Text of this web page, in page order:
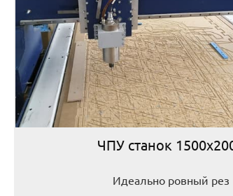
ЧПУ станок
Идеально ровный рез